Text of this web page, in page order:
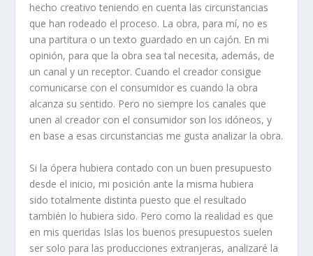
hecho creativo teniendo en cuenta las circunstancias
que han rodeado el proceso. La obra, para mí, no es
una partitura o un texto guardado en un cajón. En mi
opinión, para que la obra sea tal necesita, además, de
un canal y un receptor. Cuando el creador consigue
comunicarse con el consumidor es cuando la obra
alcanza su sentido. Pero no siempre los canales que
unen al creador con el consumidor son los idóneos, y
en base a esas circunstancias me gusta analizar la obra.
Si la ópera hubiera contado con un buen presupuesto
desde el inicio, mi posición ante la misma hubiera
sido totalmente distinta puesto que el resultado
también lo hubiera sido. Pero como la realidad es que
en mis queridas Islas los buenos presupuestos suelen
ser solo para las producciones extranjeras, analizaré la